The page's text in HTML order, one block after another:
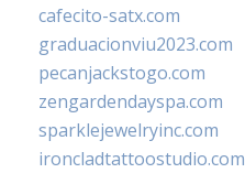
cafecito-satx.com
graduacionviu2023.com
pecanjackstogo.com
zengardendayspa.com
sparklejewelryinc.com
ironcladtattoostudio.com